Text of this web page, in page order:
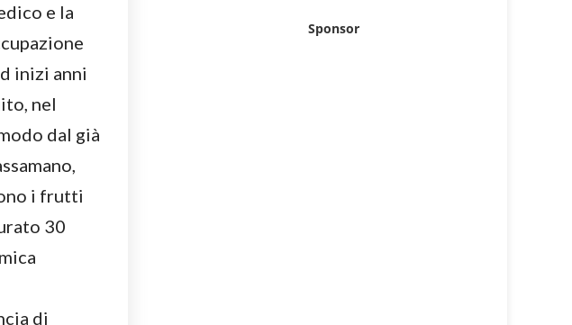
e la
inizi anni
nel
dal già
i frutti
30
di
Sponsor